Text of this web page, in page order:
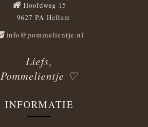
Hoofdweg 15
9627 PA Hellum
info@pommelientje.nl
Liefs,
Pommelientje ♡
INFORMATIE